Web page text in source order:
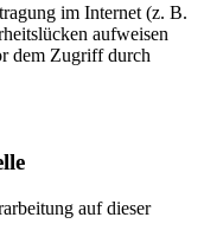
im Internet (z. B.
aufweisen
dem Zugriff durch
auf dieser